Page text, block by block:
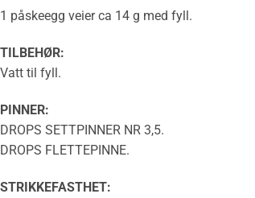
1 påskeegg veier ca 14 g med fyll.
TILBEHØR:
Vatt til fyll.
PINNER:
DROPS SETTPINNER NR 3,5.
DROPS FLETTEPINNE.
STRIKKEFASTHET: